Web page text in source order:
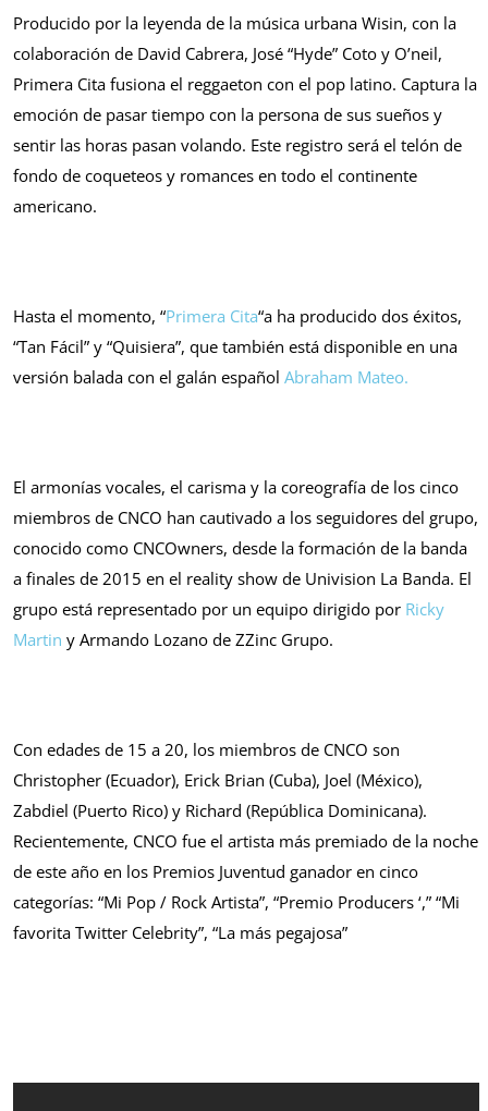
Producido por la leyenda de la música urbana Wisin, con la
colaboración de David Cabrera, José “Hyde” Coto y O’neil,
Primera Cita fusiona el reggaeton con el pop latino. Captura la
emoción de pasar tiempo con la persona de sus sueños y
sentir las horas pasan volando. Este registro será el telón de
fondo de coqueteos y romances en todo el continente
americano.
Hasta el momento, “Primera Cita“a ha producido dos éxitos,
“Tan Fácil” y “Quisiera”, que también está disponible en una
versión balada con el galán español Abraham Mateo.
El armonías vocales, el carisma y la coreografía de los cinco
miembros de CNCO han cautivado a los seguidores del grupo,
conocido como CNCOwners, desde la formación de la banda
a finales de 2015 en el reality show de Univision La Banda. El
grupo está representado por un equipo dirigido por Ricky
Martin y Armando Lozano de ZZinc Grupo.
Con edades de 15 a 20, los miembros de CNCO son
Christopher (Ecuador), Erick Brian (Cuba), Joel (México),
Zabdiel (Puerto Rico) y Richard (República Dominicana).
Recientemente, CNCO fue el artista más premiado de la noche
de este año en los Premios Juventud ganador en cinco
categorías: “Mi Pop / Rock Artista”, “Premio Producers ‘,” “Mi
favorita Twitter Celebrity”, “La más pegajosa”